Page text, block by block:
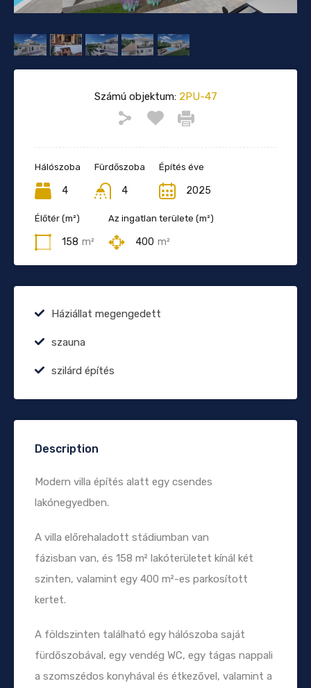
Számú objektum:2PU-47
Hálószoba
4
Fürdőszoba
4
Építés éve
2025
Élőtér (m²)
158 m²
Az ingatlan területe (m²)
400 m²
Háziállat megengedett
szauna
szilárd építés
Description
Modern villa építés alatt egy csendes
lakónegyedben.
A villa előrehaladott stádiumban van
fázisban van, és 158 m² lakóterületet kínál két
szinten, valamint egy 400 m²-es parkosított
kertet.
A földszinten található egy hálószoba saját
fürdőszobával, egy vendég WC, egy tágas nappali
a szomszédos konyhával és étkezővel, valamint a